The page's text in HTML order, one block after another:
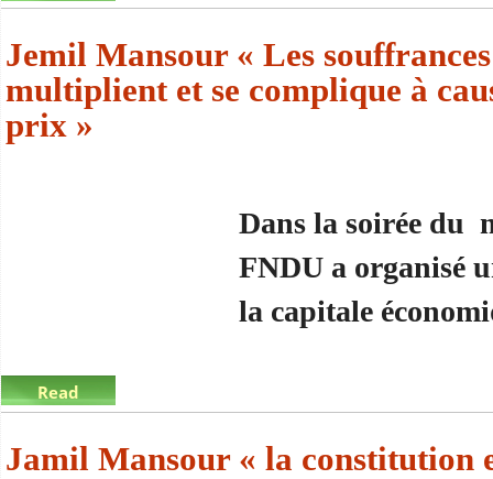
moreabout Jemil Mansour « Les souffrances des
Jemil Mansour « Les souffrances
multiplient et se complique à
prix »
Dans la soirée du
FNDU a organisé
la capitale
Read
moreabout Jemil Mansour « Les souffrances des
Jamil Mansour « la constitution